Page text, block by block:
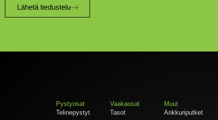
Lähetä tiedustelu
Pystyosat
Telinepystyt
Vaakaosat
Tasot
Muut
Ankkuriputket